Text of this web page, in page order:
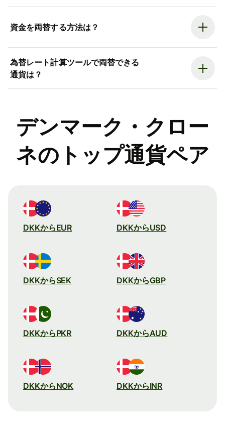
資金を両替する方法は？
為替レート計算ツールで両替できる
通貨は？
デンマーク・クロー
ネのトップ通貨ペア
DKKからEUR DKKからUSD
DKKからSEK DKKからGBP
DKKからPKR DKKからAUD
DKKからNOK DKKからINR